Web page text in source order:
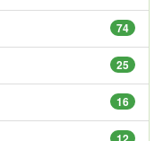
74
25
16